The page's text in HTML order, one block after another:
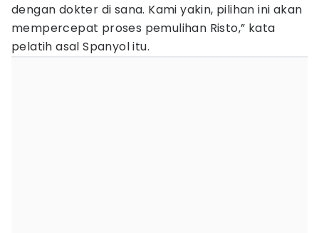
dengan dokter di sana. Kami yakin, pilihan ini akan
mempercepat proses pemulihan Risto,” kata
pelatih asal Spanyol itu.